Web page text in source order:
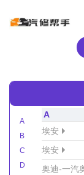
A
B
C
D
A
埃安
埃安
奥迪-一汽